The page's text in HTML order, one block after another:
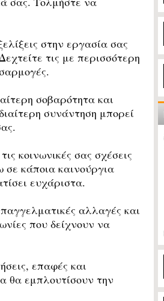
στην εργασία σας
τις με περισσότερη
σοβαρότητα και
συνάντηση μπορεί
κοινωνικές σας σχέσεις
σε κάποια καινούργια
ευχάριστα.
αλλαγές και
που δείχνουν να
επαφές και
θα εμπλουτίσουν την